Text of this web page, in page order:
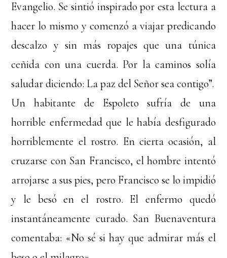
Evangelio. Se sintió inspirado por esta lectura a
hacer lo mismo y comenzó a viajar predicando
descalzo y sin más ropajes que una túnica
ceñida con una cuerda. Por la caminos solía
saludar diciendo: La paz del Señor sea contigo”.
Un habitante de Espoleto sufría de una
horrible enfermedad que le había desfigurado
horriblemente el rostro. En cierta ocasión, al
cruzarse con San Francisco, el hombre intentó
arrojarse a sus pies, pero Francisco se lo impidió
y le besó en el rostro. El enfermo quedó
instantáneamente curado. San Buenaventura
comentaba: «No sé si hay que admirar más el